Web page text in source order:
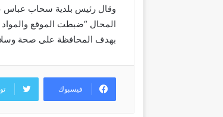
وقال رئيس بلدية سحاب عباس
المحال “ضبطت الموقع والمواد
بهدف المحافظة على صحة
فيسبوك